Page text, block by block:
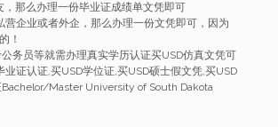
那么办理一份毕业证成绩单文凭即可
企业或者外企，那么办理一份文凭即可，因为
！
务员等就需办理真实学历认证买USD仿真文凭可
业证认证,买USD学位证,买USD硕士假文凭,买USD
Master University of South Dakota